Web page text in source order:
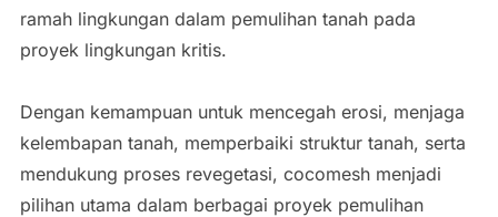
ramah lingkungan dalam pemulihan tanah pada
proyek lingkungan kritis.
Dengan kemampuan untuk mencegah erosi, menjaga
kelembapan tanah, memperbaiki struktur tanah, serta
mendukung proses revegetasi, cocomesh menjadi
pilihan utama dalam berbagai proyek pemulihan